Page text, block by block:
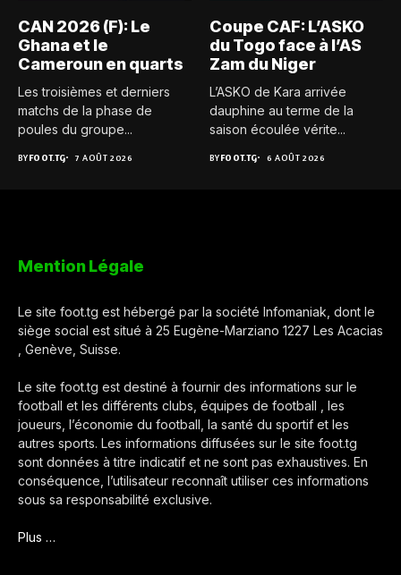
CAN 2026 (F): Le
Ghana et le
Cameroun en quarts
Les troisièmes et derniers
matchs de la phase de
poules du groupe...
BYFOOT.TG 7 AOÛT 2026
Coupe CAF: L’ASKO
du Togo face à l’AS
Zam du Niger
L’ASKO de Kara arrivée
dauphine au terme de la
saison écoulée vérite...
BYFOOT.TG 6 AOÛT 2026
Mention Légale
Le site foot.tg est hébergé par la société Infomaniak, dont le
siège social est situé à 25 Eugène-Marziano 1227 Les Acacias
, Genève, Suisse.
Le site foot.tg est destiné à fournir des informations sur le
football et les différents clubs, équipes de football , les
joueurs, l’économie du football, la santé du sportif et les
autres sports. Les informations diffusées sur le site foot.tg
sont données à titre indicatif et ne sont pas exhaustives. En
conséquence, l’utilisateur reconnaît utiliser ces informations
sous sa responsabilité exclusive.
Plus …